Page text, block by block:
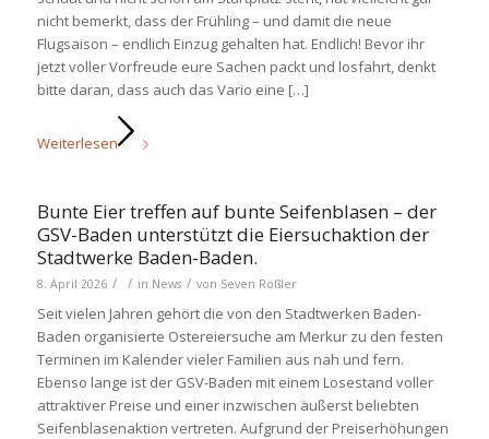
nicht bemerkt, dass der Frühling – und damit die neue
Flugsaison – endlich Einzug gehalten hat. Endlich! Bevor ihr
jetzt voller Vorfreude eure Sachen packt und losfahrt, denkt
bitte daran, dass auch das Vario eine […]
Weiterlesen
Bunte Eier treffen auf bunte Seifenblasen – der
GSV-Baden unterstützt die Eiersuchaktion der
Stadtwerke Baden-Baden.
8. April 2026 / / in News / von Seven Rößler
Seit vielen Jahren gehört die von den Stadtwerken Baden-
Baden organisierte Ostereiersuche am Merkur zu den festen
Terminen im Kalender vieler Familien aus nah und fern.
Ebenso lange ist der GSV-Baden mit einem Losestand voller
attraktiver Preise und einer inzwischen äußerst beliebten
Seifenblasenaktion vertreten. Aufgrund der Preiserhöhungen